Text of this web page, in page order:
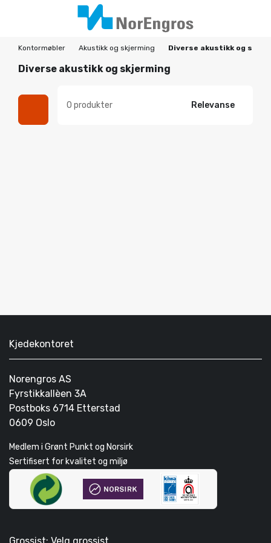
Kontormøbler Akustikk og skjerming Diverse akustikk og
Diverse akustikk og skjerming
0 produkter Relevanse
Kjedekontoret
Norengros AS
Fyrstikkallèen 3A
Postboks 6714 Etterstad
0609 Oslo
Medlem i Grønt Punkt og Norsirk
Sertifisert for kvalitet og miljø